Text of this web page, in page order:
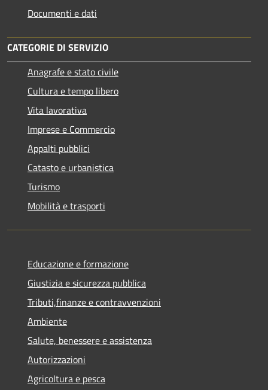
Documenti e dati
CATEGORIE DI SERVIZIO
Anagrafe e stato civile
Cultura e tempo libero
Vita lavorativa
Imprese e Commercio
Appalti pubblici
Catasto e urbanistica
Turismo
Mobilità e trasporti
Educazione e formazione
Giustizia e sicurezza pubblica
Tributi,finanze e contravvenzioni
Ambiente
Salute, benessere e assistenza
Autorizzazioni
Agricoltura e pesca